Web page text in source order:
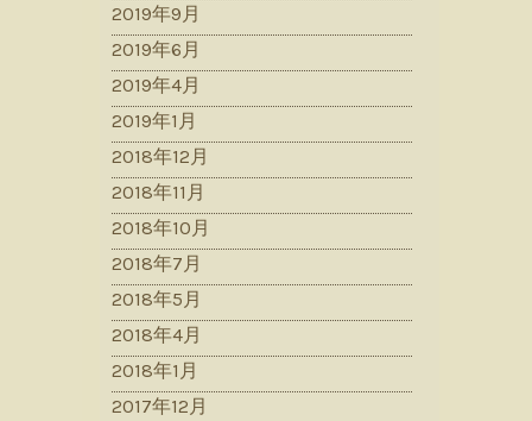
2019年9月
2019年6月
2019年4月
2019年1月
2018年12月
2018年11月
2018年10月
2018年7月
2018年5月
2018年4月
2018年1月
2017年12月